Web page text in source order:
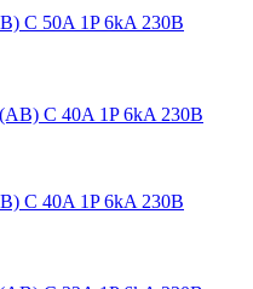
C 50A 1P 6kA 230В
C 40A 1P 6kA 230В